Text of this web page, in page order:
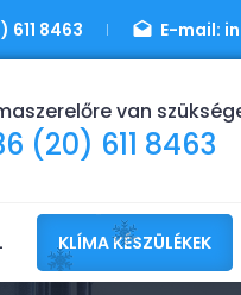
611 8463 E-mail:
van
(20) 611 8463
KLÍMA KÉSZÜLÉKEK